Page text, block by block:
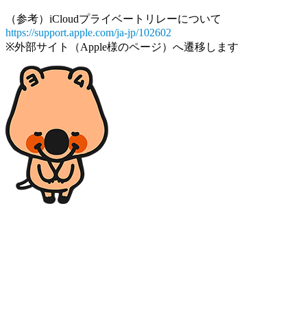
（参考）iCloudプライベートリレーについて
https://support.apple.com/ja-jp/102602
※外部サイト（Apple様のページ）へ遷移します